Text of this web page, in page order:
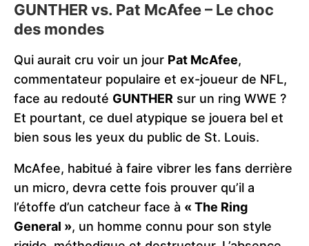
GUNTHER vs. Pat McAfee – Le choc
des mondes
Qui aurait cru voir un jour Pat McAfee,
commentateur populaire et ex-joueur de NFL,
face au redouté GUNTHER sur un ring WWE ?
Et pourtant, ce duel atypique se jouera bel et
bien sous les yeux du public de St. Louis.
McAfee, habitué à faire vibrer les fans derrière
un micro, devra cette fois prouver qu’il a
l’étoffe d’un catcheur face à « The Ring
General », un homme connu pour son style